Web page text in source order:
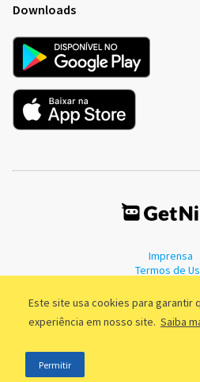
Este site usa cookies para garantir
experiência em nosso site. Saiba
Permitir
Downloads
Imprensa
Termos de
©2011 - 2026, GetNinjas LTDA. CNPJ
Fernandes Coelho, 85 - 3º andar